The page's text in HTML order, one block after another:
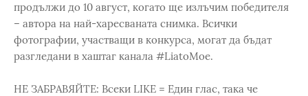
продължи до 10 август, когато ще излъчим победителя
– автора на най-харесваната снимка. Всички
фотографии, участващи в конкурса, могат да бъдат
разгледани в хаштаг канала #LiatoMoe.
НЕ ЗАБРАВЯЙТЕ: Всеки LIKE = Един глас, така че